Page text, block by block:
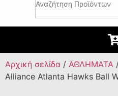
Αρχική σελίδα / ΑΘΛΗΜΑΤΑ
Alliance Atlanta Hawks Ball